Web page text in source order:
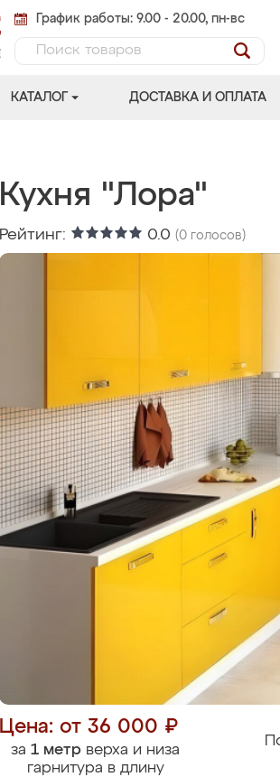
График работы: 9.00 - 20.00, пн-вс
КАТАЛОГ ДОСТАВКА И ОПЛАТА
Кухня "Лора"
Рейтинг: 0.0 (0 голосов)
Цена: от 36 000 ₽
за 1 метр верха и низа
гарнитура в длину